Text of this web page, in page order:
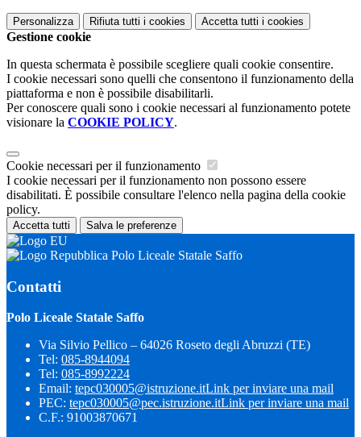
Personalizza Rifiuta tutti i cookies Accetta tutti i cookies
Gestione cookie
In questa schermata è possibile scegliere quali cookie consentire.
I cookie necessari sono quelli che consentono il funzionamento della
piattaforma e non è possibile disabilitarli.
Per conoscere quali sono i cookie necessari al funzionamento potete
visionare la COOKIE POLICY.
Cookie necessari per il funzionamento
I cookie necessari per il funzionamento non possono essere
disabilitati. È possibile consultare l'elenco nella pagina della cookie
policy.
Accetta tutti Salva le preferenze
Polo Liceale Statale Saffo
Contatti
Polo Liceale Statale Saffo
Via Silvio Pellico – 64026 Roseto degli Abruzzi (TE)
Tel: 085-8944094
Tel: 085-8992224
Email: tepc030005@istruzione.itLink per inviare una mail
PEC: tepc030005@pec.istruzione.itLink per inviare una mail
C.F.: 91003870671